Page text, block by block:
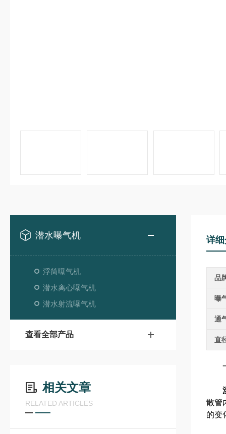
潜水曝气机
浮筒曝气机
潜水离心曝气机
潜水射流曝气机
查看全部产品
相关文章
RELATED ARTICLES
详
品
曝
通
直
一
散管
的变